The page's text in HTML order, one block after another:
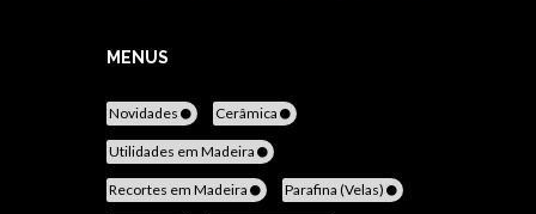
MENUS
Novidades Cerâmica
Utilidades em Madeira
Recortes em Madeira Parafina (Velas)